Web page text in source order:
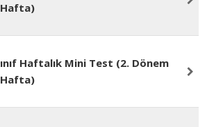
Haftalık Mini Test (2. Dönem